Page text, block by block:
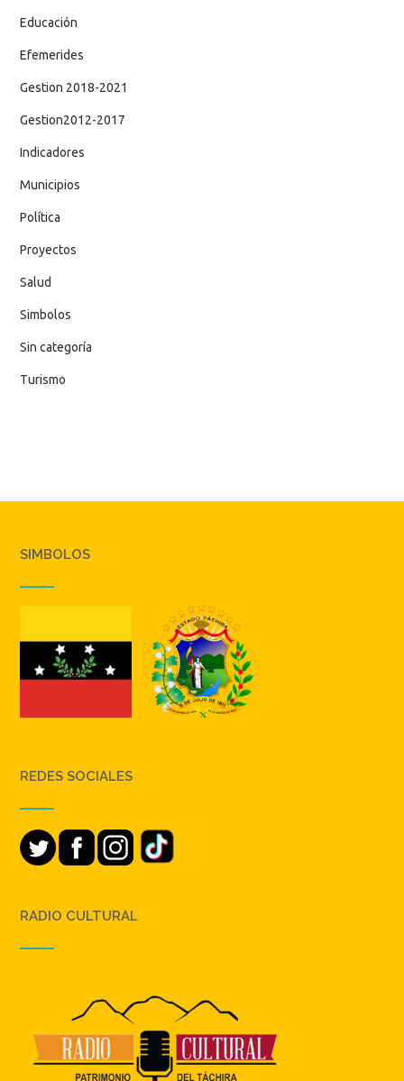
Educación
Efemerides
Gestion 2018-2021
Gestion2012-2017
Indicadores
Municipios
Política
Proyectos
Salud
Simbolos
Sin categoría
Turismo
SIMBOLOS
REDES SOCIALES
RADIO CULTURAL